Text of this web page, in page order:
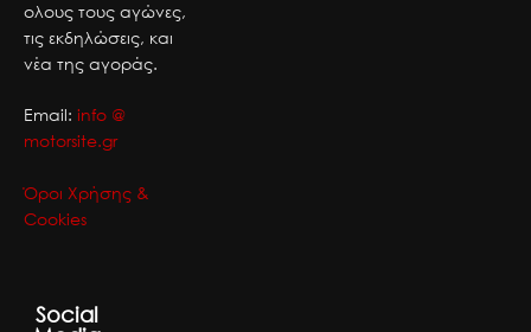
ολους τους αγώνες,
τις εκδηλώσεις, και
νέα της αγοράς.
Email: info @
motorsite.gr
Όροι Χρήσης &
Cookies
Social